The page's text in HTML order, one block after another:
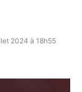
2024 à 18h55